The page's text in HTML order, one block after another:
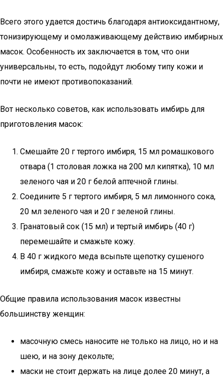
Всего этого удается достичь благодаря антиоксидантному,
тонизирующему и омолаживающему действию имбирных
масок. Особенность их заключается в том, что они
универсальны, то есть, подойдут любому типу кожи и
почти не имеют противопоказаний.
Вот несколько советов, как использовать имбирь для
приготовления масок:
Смешайте 20 г тертого имбиря, 15 мл ромашкового
отвара (1 столовая ложка на 200 мл кипятка), 10 мл
зеленого чая и 20 г белой аптечной глины.
Соедините 5 г тертого имбиря, 5 мл лимонного сока,
20 мл зеленого чая и 20 г зеленой глины.
Гранатовый сок (15 мл) и тертый имбирь (40 г)
перемешайте и смажьте кожу.
В 40 г жидкого меда всыпьте щепотку сушеного
имбиря, смажьте кожу и оставьте на 15 минут.
Общие правила использования масок известны
большинству женщин:
масочную смесь наносите не только на лицо, но и на
шею, и на зону декольте;
маски не стоит держать на лице долее 20 минут, а